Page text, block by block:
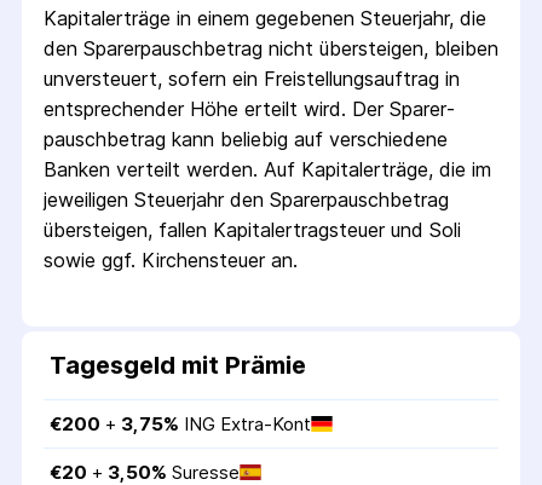
Kapitalerträge in einem gegebenen Steuerjahr, die
den Sparer­pausch­betrag nicht übersteigen, bleiben
unversteuert, sofern ein Freistellungs­auftrag in
entsprechender Höhe erteilt wird. Der Sparer­
pausch­betrag kann beliebig auf verschiedene
Banken verteilt werden. Auf Kapitalerträge, die im
jeweiligen Steuerjahr den Sparer­pausch­betrag
übersteigen, fallen Kapital­ertrag­steuer und Soli
sowie ggf. Kirchensteuer an.
Tagesgeld mit Prämie
€200 + 3,75% ING Extra-Kont
€20 + 3,50% Suresse